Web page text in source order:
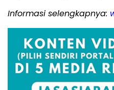
Informasi selengkapnya: